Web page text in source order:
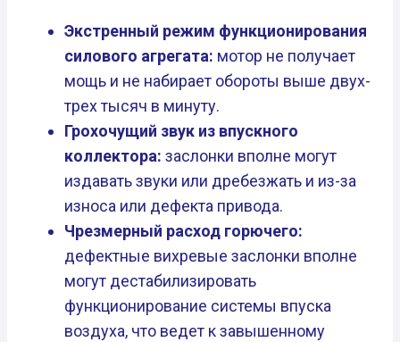
Экстренный режим функционирования
силового агрегата: мотор не получает
мощь и не набирает обороты выше двух-
трех тысяч в минуту.
Грохочущий звук из впускного
коллектора: заслонки вполне могут
издавать звуки или дребезжать и из-за
износа или дефекта привода.
Чрезмерный расход горючего:
дефектные вихревые заслонки вполне
могут дестабилизировать
функционирование системы впуска
воздуха, что ведет к завышенному